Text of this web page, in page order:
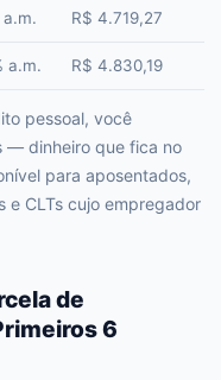
a.m. R$ 4.719,27
a.m. R$ 4.830,19
pessoal, você
— dinheiro que fica no
para aposentados,
e CLTs cujo empregador
de
6